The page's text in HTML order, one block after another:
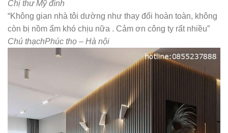
Chị thư Mỹ đình
“Không gian nhà tôi dường như thay đổi hoàn toàn, không
còn bị nồm ẩm khó chịu nữa . Cảm ơn công ty rất nhiều”
Chú thạchPhúc thọ – Hà nội